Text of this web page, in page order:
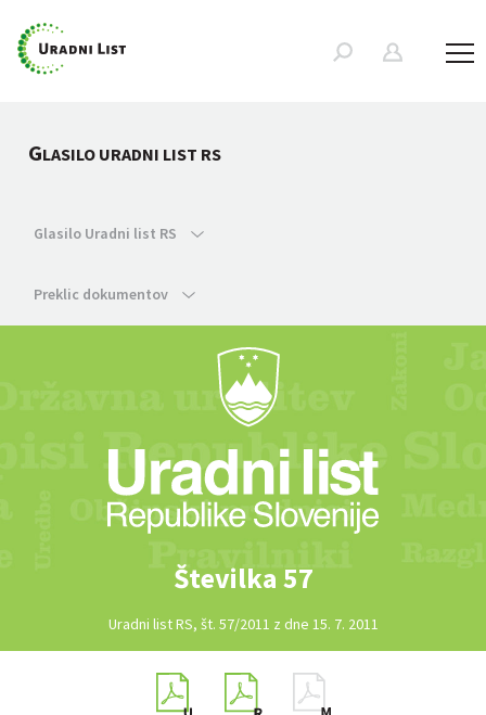
GLASILO URADNI LIST RS
Glasilo Uradni list RS
Preklic dokumentov
Številka 57
Uradni list RS, št. 57/2011 z dne 15. 7. 2011